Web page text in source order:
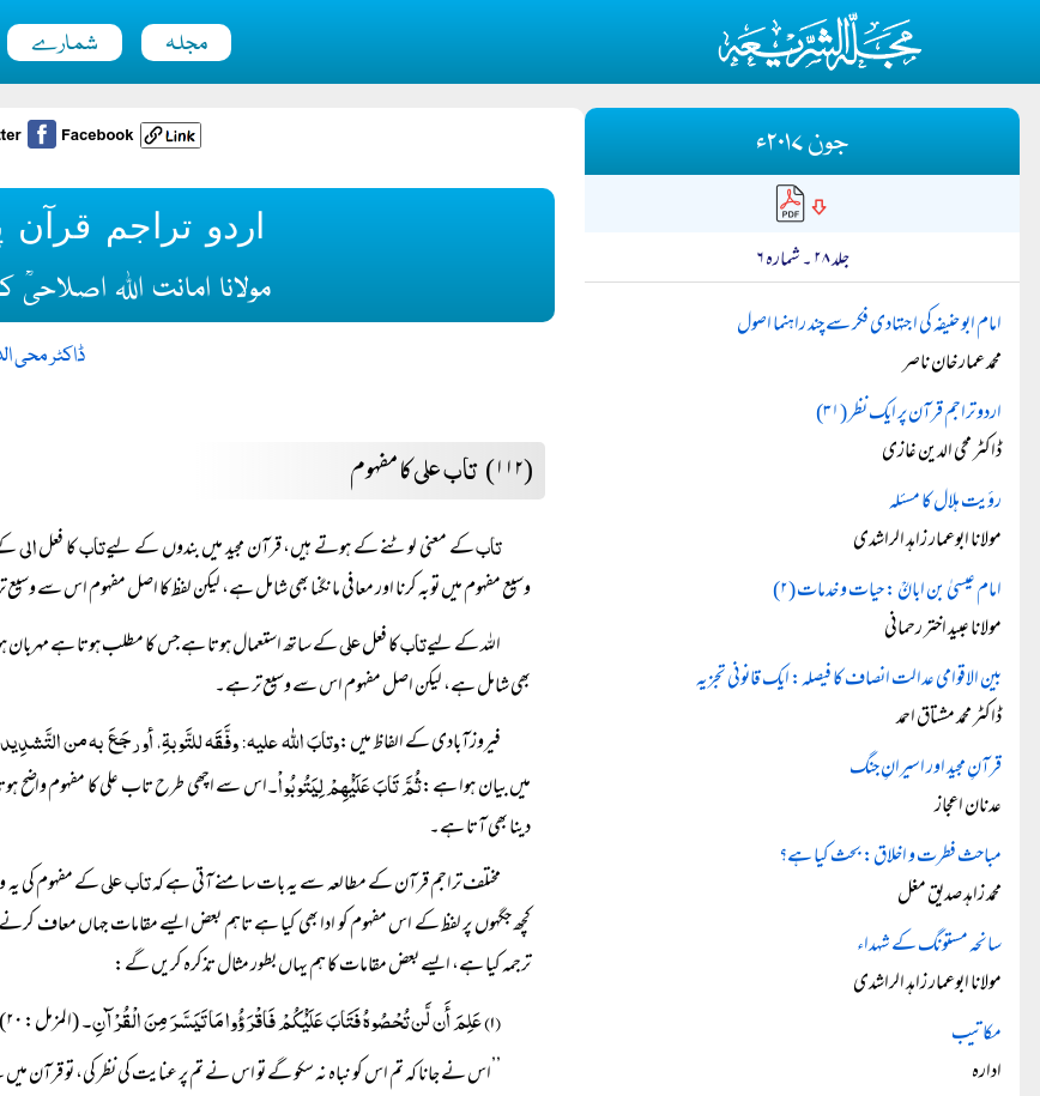
مجلہ شمارے
اردو تراجم قرآن
مولانا امانت اللہ
ڈاکٹر محی
(۱۱۲) تاب علیکا مفہوم
تابکے معنی لوٹنے کے ہوتے ہیں، قرآن مجید میں بندوں کے لیےتابکا فعلالی
وسیع مفہوم میں توبہ کرنا اور معافی مانگنا بھی شامل ہے، لیکن لفظ کا اصل مفہوم اس سے
اللہ کے لیےتابکا فعلعلیکے ساتھ استعمال ہوتا ہے جس کا مطلب ہوتا ہے مہربان ہونا
بھی شامل ہے، لیکن اصل مفہوم اس سے وسیع تر ہے۔
فیروزآبادی کے الفاظ میں:وتابَ اللہ علیہ: وفَّقَہ للتَّوبۃِ، أو رجَعَ بہ من
میں بیان ہوا ہے:ثُمَّ تَابَ عَلَیْْہِمْ لِیَتُوبُواْ۔اس سے اچھی طرح تاب علی کا مفہوم واضح ہوتا
دینا بھی آتا ہے۔
مختلف تراجم قرآن کے مطالعہ سے یہ بات سامنے آتی ہے کہتاب علیکے مفہوم کی
کچھ جگہوں پر لفظ کے اس مفہوم کو ادا بھی کیا ہے تاہم بعض ایسے مقامات جہاں معاف
ترجمہ کیا ہے، ایسے بعض مقامات کا ہم یہاں بطور مثال تذکرہ کریں گے:
(۱) عَلِمَ أَن لَّن تُحْصُوہُ فَتَابَ عَلَیْْکُمْ فَاقْرَؤُوا مَا تَیَسَّرَ مِنَ الْقُرْآنِ۔
(المزمل: ۲۰)
’’اس نے جانا کہ تم اس کو نباہ نہ سکو گے تو اس نے تم پر عنایت کی نظر کی، تو قرآن میں
جون ۲۰۱۷ء
جلد ۲۸ ۔ شمارہ ۶
امام ابو حنیفہ کی اجتہادی فکر سے چند راہنما اصول
محمد عمار خان ناصر
اردو تراجم قرآن پر ایک نظر (۳۱)
ڈاکٹر محی الدین غازی
رؤیت ہلال کا مسئلہ
مولانا ابوعمار زاہد الراشدی
امام عیسیٰ بن ابانؒ : حیات و خدمات (۲)
مولانا عبید اختر رحمانی
بین الاقوامی عدالت انصاف کا فیصلہ: ایک قانونی تجزیہ
ڈاکٹر محمد مشتاق احمد
قرآنِ مجید اور اسیرانِ جنگ
عدنان اعجاز
مباحث فطرت و اخلاق: بحث کیا ہے؟
محمد زاہد صدیق مغل
سانحہ مستونگ کے شہداء
مولانا ابوعمار زاہد الراشدی
مکاتیب
ادارہ